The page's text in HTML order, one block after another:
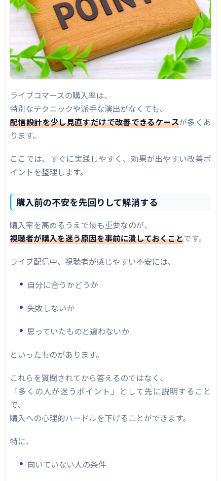
ライブコマースの購入率は、
特別なテクニックや派手な演出がなくても、
配信設計を少し見直すだけで改善できるケースが多くあ
ります。
ここでは、すぐに実践しやすく、効果が出やすい改善ポ
イントを整理します。
購入前の不安を先回りして解消する
購入率を高めるうえで最も重要なのが、
視聴者が購入を迷う原因を事前に潰しておくことです。
ライブ配信中、視聴者が感じやすい不安には、
自分に合うかどうか
失敗しないか
思っていたものと違わないか
といったものがあります。
これらを質問されてから答えるのではなく、
「多くの人が迷うポイント」として先に説明すること
で、
購入への心理的ハードルを下げることができます。
特に、
向いていない人の条件